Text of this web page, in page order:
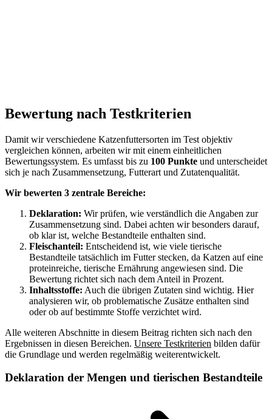
Bewertung nach Testkriterien
Damit wir verschiedene Katzenfuttersorten im Test objektiv
vergleichen können, arbeiten wir mit einem einheitlichen
Bewertungssystem. Es umfasst bis zu 100 Punkte und unterscheidet
sich je nach Zusammensetzung, Futterart und Zutatenqualität.
Wir bewerten 3 zentrale Bereiche:
Deklaration: Wir prüfen, wie verständlich die Angaben zur
Zusammensetzung sind. Dabei achten wir besonders darauf,
ob klar ist, welche Bestandteile enthalten sind.
Fleischanteil: Entscheidend ist, wie viele tierische
Bestandteile tatsächlich im Futter stecken, da Katzen auf eine
proteinreiche, tierische Ernährung angewiesen sind. Die
Bewertung richtet sich nach dem Anteil in Prozent.
Inhaltsstoffe: Auch die übrigen Zutaten sind wichtig. Hier
analysieren wir, ob problematische Zusätze enthalten sind
oder ob auf bestimmte Stoffe verzichtet wird.
Alle weiteren Abschnitte in diesem Beitrag richten sich nach den
Ergebnissen in diesen Bereichen. Unsere Testkriterien bilden dafür
die Grundlage und werden regelmäßig weiterentwickelt.
Deklaration der Mengen und tierischen Bestandteile